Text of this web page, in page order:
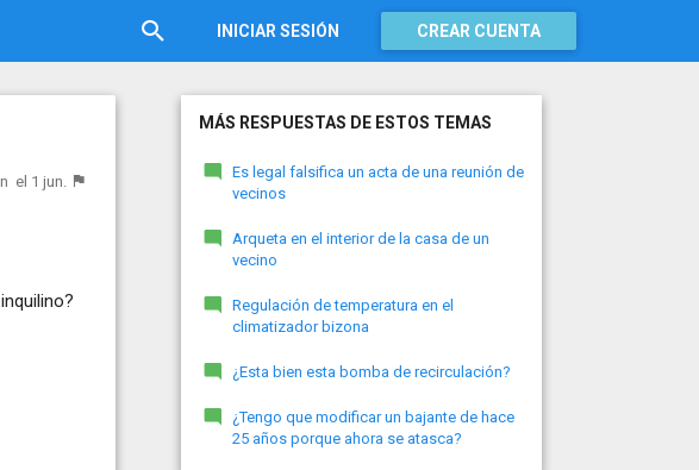
INICIAR SESIÓN CREAR CUENTA
el 1 jun.
MÁS RESPUESTAS DE ESTOS TEMAS
Es legal falsifica un acta de una reunión de
vecinos
Arqueta en el interior de la casa de un
vecino
Regulación de temperatura en el
climatizador bizona
¿Esta bien esta bomba de recirculación?
¿Tengo que modificar un bajante de hace
25 años porque ahora se atasca?